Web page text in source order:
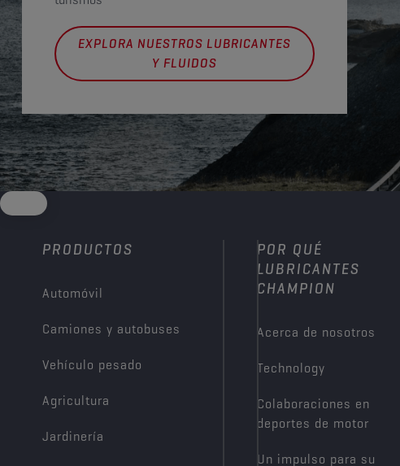
EXPLORA NUESTROS LUBRICANTES
Y FLUIDOS
PRODUCTOS
Automóvil
Camiones y autobuses
Vehículo pesado
Agricultura
Jardinería
POR QUÉ
LUBRICANTES
CHAMPION
Acerca de nosotros
Technology
Colaboraciones en
deportes de motor
Un impulso para su